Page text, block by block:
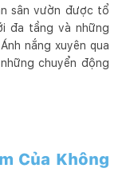
sân vườn được tổ
đa tầng và những
nắng xuyên qua
chuyển động
Của Không